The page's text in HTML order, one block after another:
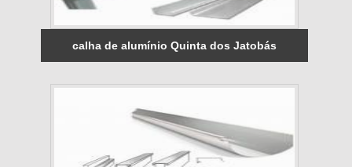
calha de alumínio Quinta dos Jatobás